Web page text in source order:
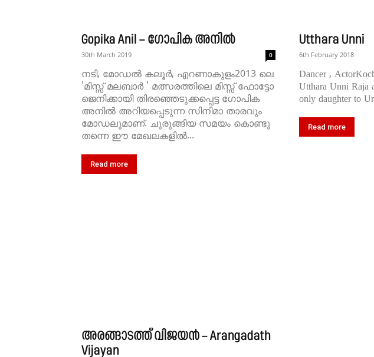
Gopika Anil – ഗോപിക അനിൽ
30th March 2019 0
നടി, മോഡൽ കലൂർ, എറണാകുളം2013 ലെ
'മിസ്സ് മലബാർ ' മത്സരത്തിലെ മിസ്സ് ഫോട്ടോ
ജെനിക്കായി തിരഞ്ഞെടുക്കപ്പെട്ട ഗോപിക
അനിൽ അറിയപ്പെടുന്ന സിനിമാ താരവും
മോഡലുമാണ്. ചുരുങ്ങിയ സമയം കൊണ്ടു
തന്നെ ഈ മേഖലകളിൽ...
Read more
Utthara Unni
6th February 2018
Dancer ,
Utthara Unni Raja
only daughter to
Read more
അരങ്ങാടത്ത് വിജയൻ – Arangadath
Vijayan